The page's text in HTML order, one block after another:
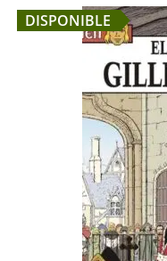
DISPONIBLE